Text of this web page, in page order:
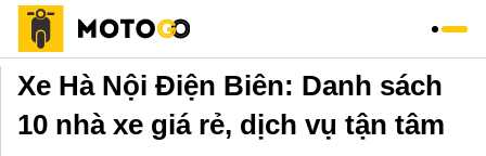
Trang chủ » Xe Khách»
Xe Hà Nội Điện Biên: Danh sách
10 nhà xe giá rẻ, dịch vụ tận tâm